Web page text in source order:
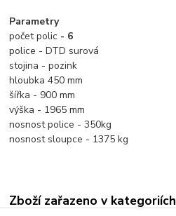
Parametry
počet polic - 6
police - DTD surová
stojina - pozink
hloubka 450 mm
šířka - 900 mm
výška - 1965 mm
nosnost police - 350kg
nosnost sloupce - 1375 kg
Zboží zařazeno v kategoriích